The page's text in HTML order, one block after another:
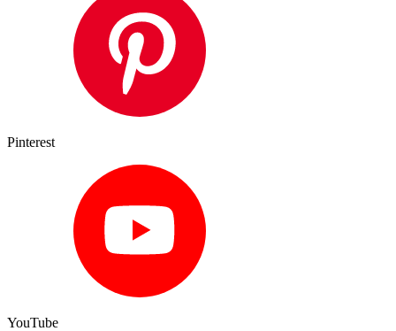
Pinterest
YouTube